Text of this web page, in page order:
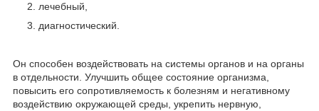
лечебный,
диагностический.
Он способен воздействовать на системы органов и на органы
в отдельности. Улучшить общее состояние организма,
повысить его сопротивляемость к болезням и негативному
воздействию окружающей среды, укрепить нервную,